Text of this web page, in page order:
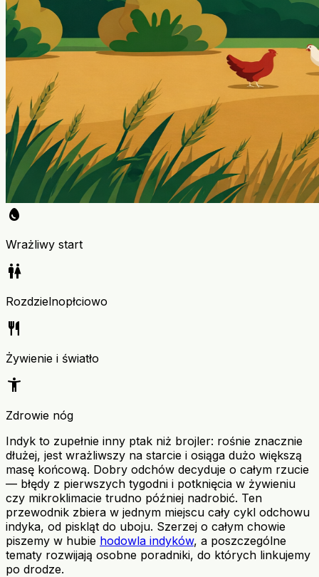
egg
Wrażliwy start
wc
Rozdzielnopłciowo
restaurant
Żywienie i światło
accessibility_new
Zdrowie nóg
Indyk to zupełnie inny ptak niż brojler: rośnie znacznie
dłużej, jest wrażliwszy na starcie i osiąga dużo większą
masę końcową. Dobry odchów decyduje o całym rzucie
— błędy z pierwszych tygodni i potknięcia w żywieniu
czy mikroklimacie trudno później nadrobić. Ten
przewodnik zbiera w jednym miejscu cały cykl odchowu
indyka, od piskląt do uboju. Szerzej o całym chowie
piszemy w hubie hodowla indyków, a poszczególne
tematy rozwijają osobne poradniki, do których linkujemy
po drodze.